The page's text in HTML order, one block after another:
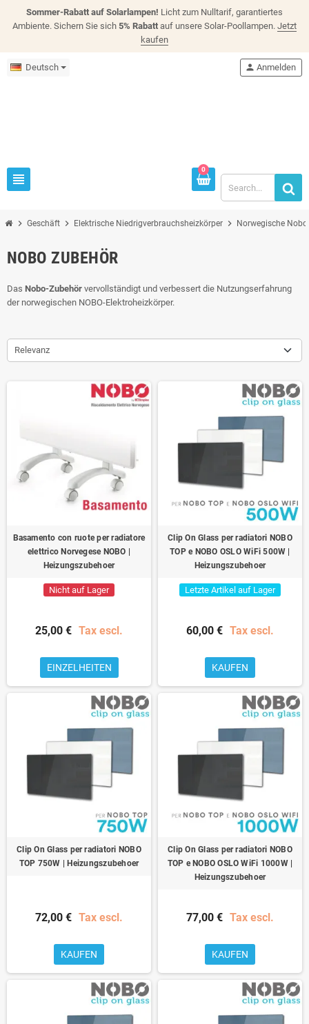
Sommer-Rabatt auf Solarlampen! Licht zum Nulltarif, garantiertes
Ambiente. Sichern Sie sich 5% Rabatt auf unsere Solar-Poollampen. Jetzt
kaufen
Deutsch
view_headline
person Anmelden
0
chevron_right Geschäft chevron_right Elektrische Niedrigverbrauchsheizkörper chevron_right Norwegische
NOBO ZUBEHÖR
Das Nobo-Zubehör vervollständigt und verbessert die Nutzungserfahrung
der norwegischen NOBO-Elektroheizkörper.
Relevanz
Basamento con ruote per radiatore
elettrico Norvegese NOBO |
Heizungszubehoer
Nicht auf Lager
25,00 € Tax escl.
EINZELHEITEN
Clip On Glass per radiatori NOBO
TOP e NOBO OSLO WiFi 500W |
Heizungszubehoer
Letzte Artikel auf Lager
60,00 € Tax escl.
KAUFEN
Clip On Glass per radiatori NOBO
TOP 750W | Heizungszubehoer
72,00 € Tax escl.
KAUFEN
Clip On Glass per radiatori NOBO
TOP e NOBO OSLO WiFi 1000W |
Heizungszubehoer
77,00 € Tax escl.
KAUFEN